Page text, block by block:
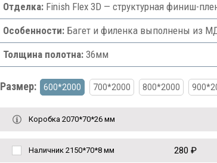
Отделка:Finish Flex 3D — структурная финиш-
Особенности:Багет и филенка выполнены из
Толщина полотна:36мм
Размер: 600*2000 700*2000 800*2000
Коробка 2070*70*26 мм
Наличник 2150*70*8 мм 280 ₽